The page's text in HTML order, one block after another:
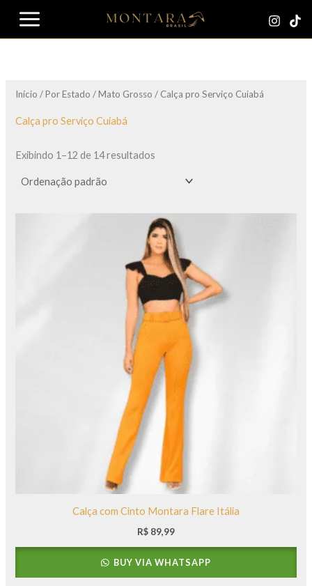
para
Início /Por Estado /Mato Grosso / Calça pro Serviço Cuiabá
Calça pro Serviço Cuiabá
Exibindo 1–12 de 14 resultados
Calça com Cinto Montara Flare Itália
R$ 89,99
BUY VIA WHATSAPP